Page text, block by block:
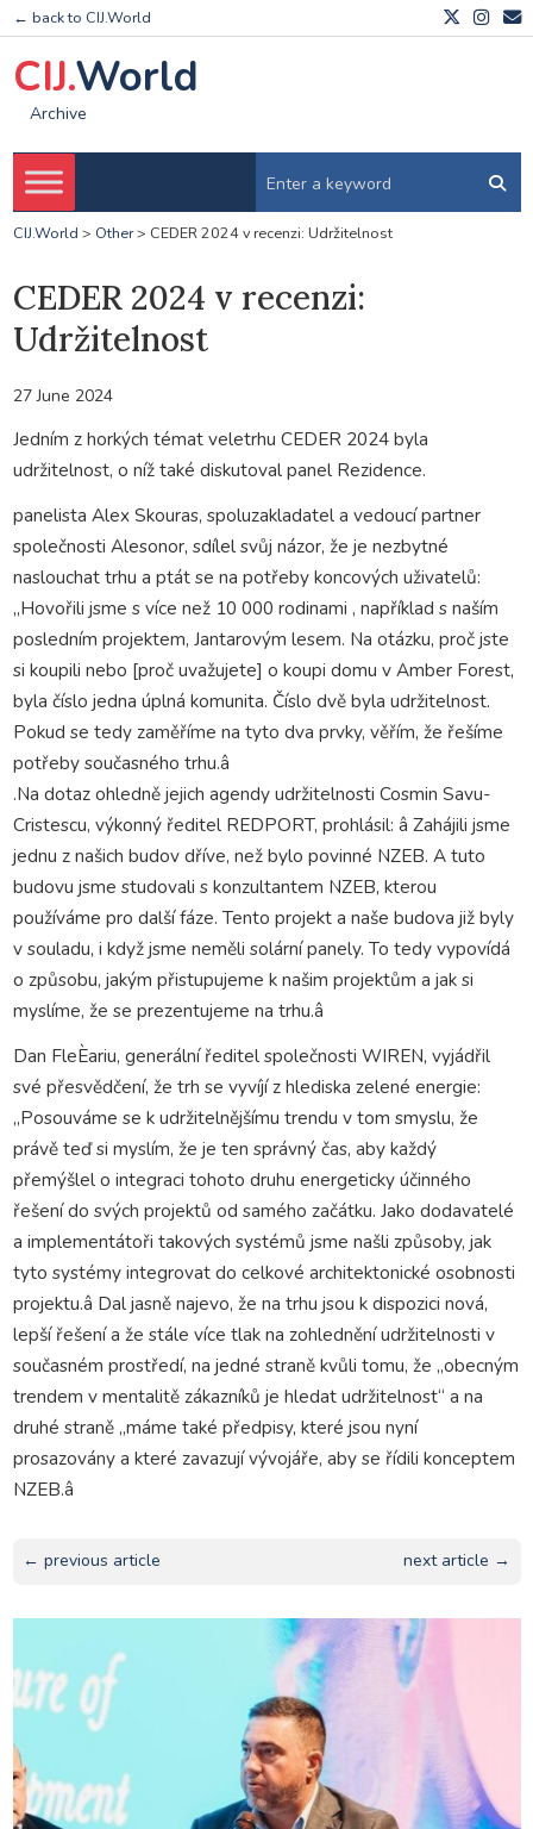
← back to CIJ.World
CIJ.World
Archive
CIJ.World > Other> CEDER 2024 v recenzi: Udržitelnost
CEDER 2024 v recenzi:
Udržitelnost
27 June 2024
Jedním z horkých témat veletrhu CEDER 2024 byla
udržitelnost, o níž také diskutoval panel Rezidence.
panelista Alex Skouras, spoluzakladatel a vedoucí partner
společnosti Alesonor, sdílel svůj názor, že je nezbytné
naslouchat trhu a ptát se na potřeby koncových uživatelů:
„Hovořili jsme s více než 10 000 rodinami , například s naším
posledním projektem, Jantarovým lesem. Na otázku, proč jste
si koupili nebo [proč uvažujete] o koupi domu v Amber Forest,
byla číslo jedna úplná komunita. Číslo dvě byla udržitelnost.
Pokud se tedy zaměříme na tyto dva prvky, věřím, že řešíme
potřeby současného trhu.â
.Na dotaz ohledně jejich agendy udržitelnosti Cosmin Savu-
Cristescu, výkonný ředitel REDPORT, prohlásil: â Zahájili jsme
jednu z našich budov dříve, než bylo povinné NZEB. A tuto
budovu jsme studovali s konzultantem NZEB, kterou
používáme pro další fáze. Tento projekt a naše budova již byly
v souladu, i když jsme neměli solární panely. To tedy vypovídá
o způsobu, jakým přistupujeme k našim projektům a jak si
myslíme, že se prezentujeme na trhu.â
Dan FleÈariu, generální ředitel společnosti WIREN, vyjádřil
své přesvědčení, že trh se vyvíjí z hlediska zelené energie:
„Posouváme se k udržitelnějšímu trendu v tom smyslu, že
právě teď si myslím, že je ten správný čas, aby každý
přemýšlel o integraci tohoto druhu energeticky účinného
řešení do svých projektů od samého začátku. Jako dodavatelé
a implementátoři takových systémů jsme našli způsoby, jak
tyto systémy integrovat do celkové architektonické osobnosti
projektu.â Dal jasně najevo, že na trhu jsou k dispozici nová,
lepší řešení a že stále více tlak na zohlednění udržitelnosti v
současném prostředí, na jedné straně kvůli tomu, že „obecným
trendem v mentalitě zákazníků je hledat udržitelnost“ a na
druhé straně „máme také předpisy, které jsou nyní
prosazovány a které zavazují vývojáře, aby se řídili konceptem
NZEB.â
← previous article next article →